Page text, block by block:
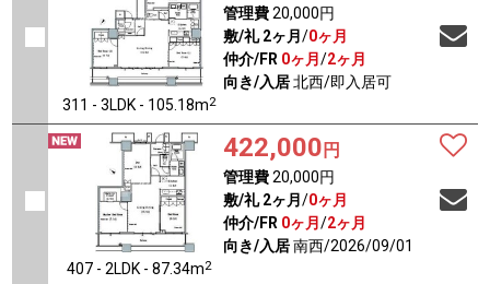
311 - 3LDK - 105.18m2
管理費20,000円
敷/礼 2ヶ月 /0ヶ月
仲介/FR 0ヶ月 /2ヶ月
向き/入居北西/即入居可
407 - 2LDK - 87.34m2
422,000 円
管理費20,000円
敷/礼 2ヶ月 /0ヶ月
仲介/FR 0ヶ月 /2ヶ月
向き/入居南西/2026/09/01